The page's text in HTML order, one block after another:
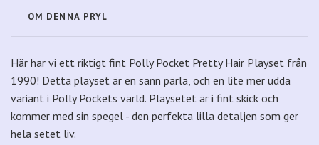
OM DENNA PRYL
Här har vi ett riktigt fint Polly Pocket Pretty Hair Playset från
1990! Detta playset är en sann pärla, och en lite mer udda
variant i Polly Pockets värld. Playsetet är i fint skick och
kommer med sin spegel - den perfekta lilla detaljen som ger
hela setet liv.